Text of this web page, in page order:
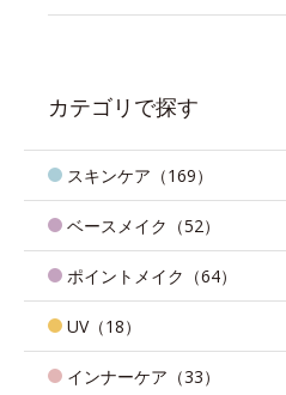
カテゴリで探す
スキンケア（169）
ベースメイク（52）
ポイントメイク（64）
UV（18）
インナーケア（33）